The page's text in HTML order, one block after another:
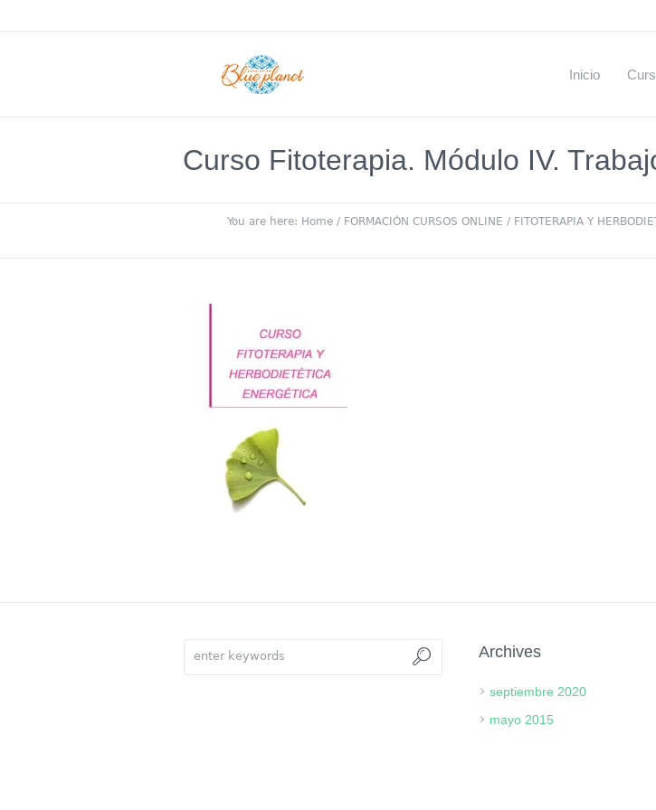
Inicio
Curso Fitoterapia. Módulo IV.
You are here: Home / FORMACIÓN CURSOS ONLINE / FITOTERAPIA Y
Archives
septiembre 2020
mayo 2015